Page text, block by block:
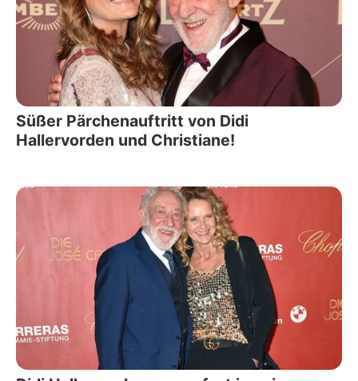
Süßer Pärchenauftritt von Didi
Hallervorden und Christiane!